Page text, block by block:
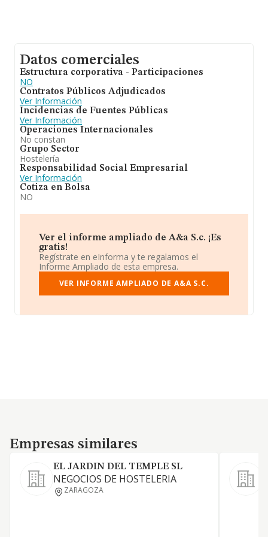
Datos comerciales
Estructura corporativa - Participaciones
NO
Contratos Públicos Adjudicados
Ver Información
Incidencias de Fuentes Públicas
Ver Información
Operaciones Internacionales
No constan
Grupo Sector
Hostelería
Responsabilidad Social Empresarial
Ver Información
Cotiza en Bolsa
NO
Ver el informe ampliado de A&a S.c. ¡Es
gratis!
Regístrate en eInforma y te regalamos el
Informe Ampliado de esta empresa.
VER INFORME AMPLIADO DE A&A S.C.
Empresas similares
Empresas similares
EL JARDIN DEL TEMPLE SL
NEGOCIOS DE HOSTELERIA
ZARAGOZA